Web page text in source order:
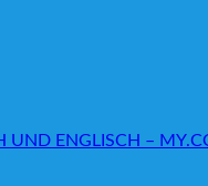
UND ENGLISCH –